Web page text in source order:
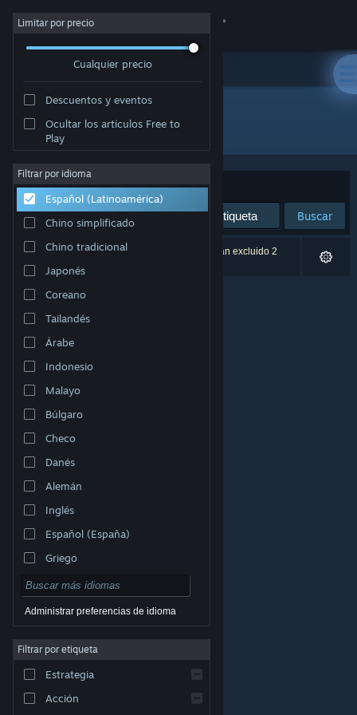
Iniciar sesión
Acerca de
Soporte
Cambiar idioma
Obtener la aplicación de Steam Mobile
Ver versión clásica
© Valve Corporation. Todos los derechos reservados.
Todas las marcas registradas pertenecen a sus
de Privacidad|Información legal
Acuerdo de Suscriptor a Steam
Cookies
Limitar por precio
Cualquier precio
Descuentos y eventos
Ocultar los artículos Free to
Play
Filtrar por idioma
Español (Latinoamérica)
Chino simplificado
Chino tradicional
Japonés
Coreano
Tailandés
Árabe
Indonesio
Malayo
Búlgaro
Checo
Danés
Alemán
Inglés
Español (España)
Griego
Administrar preferencias de idioma
Filtrar por etiqueta
Estrategia
Acción
Desarrollador: PlayEmotionStudios
Ordenar por Relevancia
Buscar
0 resultado(s) coinciden con la búsqueda. Se han excluido 2
títulos según tus preferencias.